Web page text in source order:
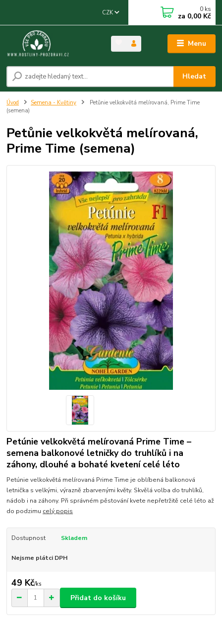
Menu
CZK
Hledat
0 ks
za 0,00 Kč
Úvod Semena - Květiny
Petůnie velkokvětá melírovaná, Prime Time
(semena)
Petůnie velkokvětá melírovaná,
Prime Time (semena)
Petúnie velkokvětá melírovaná Prime Time –
semena balkonové letničky do truhlíků i na
záhony, dlouhé a bohaté kvetení celé léto
Petúnie velkokvětá melírovaná Prime Time je oblíbená balkonová
letnička s velkými, výrazně zbarvenými květy. Skvělá volba do truhlíků,
nádob i na záhony. Při správném pěstování kvete nepřetržitě celé léto až
do podzimu celý popis
Dostupnost Skladem
Nejsme plátci DPH
49 Kč/ks
Přidat do košíku